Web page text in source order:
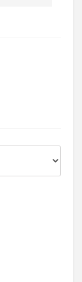
نوع السوست : متصل ارتفاع السوستة : 16 سم